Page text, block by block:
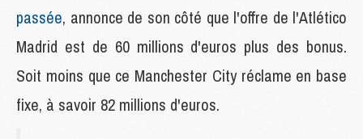
passée, annonce de son côté que l'offre de l'Atlético
Madrid est de 60 millions d'euros plus des bonus.
Soit moins que ce Manchester City réclame en base
fixe, à savoir 82 millions d'euros.